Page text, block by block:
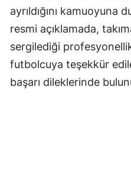
ayrıldığını kamuoyuna
resmi açıklamada,
sergilediği
futbolcuya teşekkür
başarı dileklerinde